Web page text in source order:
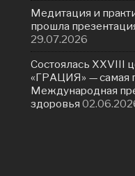
Медитация и
прошла
29.07.2026
Состоялась ХXVIII
«ГРАЦИЯ» — самая
Международная
здоровья